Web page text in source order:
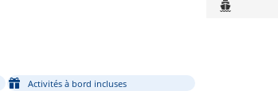
Activités à bord incluses